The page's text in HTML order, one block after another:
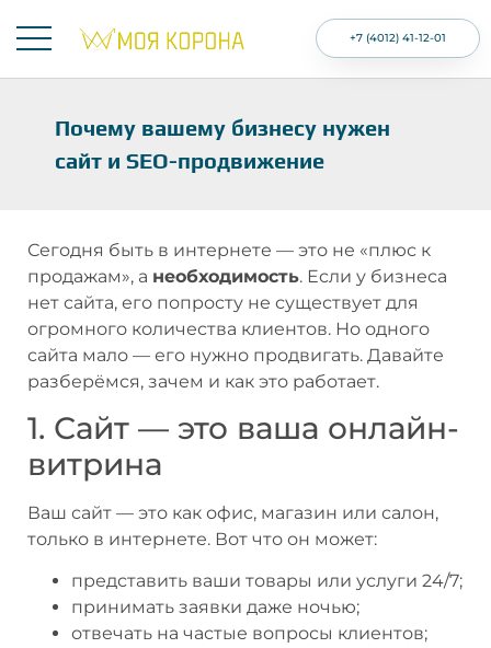
+7 (4012) 41-12-01
Почему вашему бизнесу нужен
сайт и SEO-продвижение
Сегодня быть в интернете — это не «плюс к
продажам», а необходимость. Если у бизнеса
нет сайта, его попросту не существует для
огромного количества клиентов. Но одного
сайта мало — его нужно продвигать. Давайте
разберёмся, зачем и как это работает.
1. Сайт — это ваша онлайн-
витрина
Ваш сайт — это как офис, магазин или салон,
только в интернете. Вот что он может:
представить ваши товары или услуги 24/7;
принимать заявки даже ночью;
отвечать на частые вопросы клиентов;